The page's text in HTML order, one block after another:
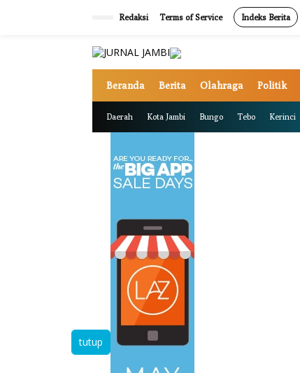
Redaksi Terms of Service Indeks Berita
Beranda Berita Olahraga Politik
Daerah Kota Jambi Bungo Tebo Kerinci
tutup